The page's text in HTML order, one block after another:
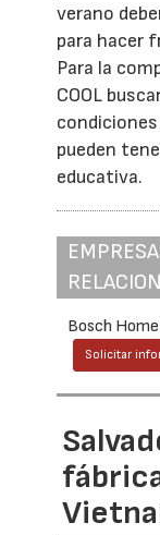
verano
para hacer
Para la
COOL
pueden
educativa.
Bosch
Solicitar